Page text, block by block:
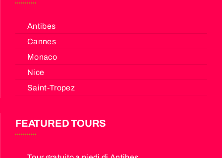
Antibes
Cannes
Monaco
Nice
Saint-Tropez
FEATURED TOURS